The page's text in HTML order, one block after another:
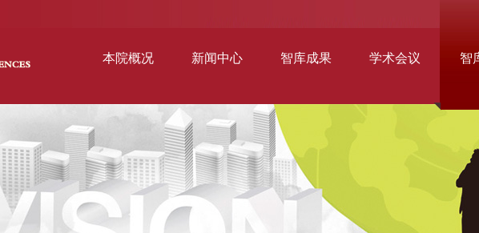
本院概况 新闻中心 智库成果 学术会议 智